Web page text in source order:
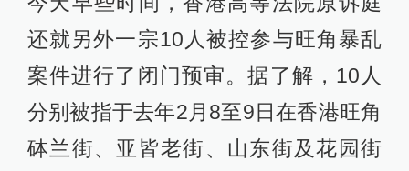
还就另外一宗10人被控参与旺角暴乱
案件进行了闭门预审。据了解，10人
分别被指于去年2月8至9日在香港旺角
砵兰街、亚皆老街、山东街及花园街